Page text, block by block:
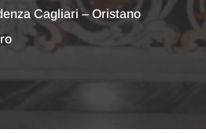
Cagliari – Oristano